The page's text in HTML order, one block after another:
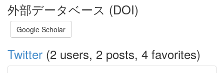
外部データベース (DOI)
Google Scholar
Twitter (2 users, 2 posts, 4 favorites)